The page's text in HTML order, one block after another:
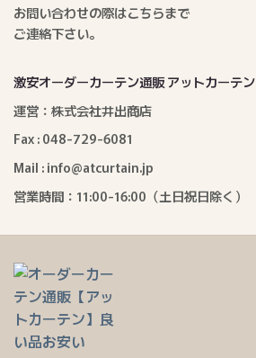
お問い合わせの際はこちらまで
ご連絡下さい。
激安オーダーカーテン通販 アットカーテン
運営：株式会社井出商店
Fax : 048-729-6081
Mail : info@atcurtain.jp
営業時間：11:00-16:00（土日祝日除く）